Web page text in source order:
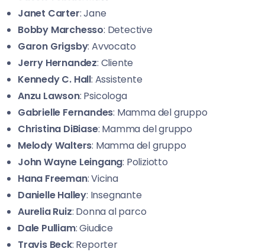
Janet Carter: Jane
Bobby Marchesso: Detective
Garon Grigsby: Avvocato
Jerry Hernandez: Cliente
Kennedy C. Hall: Assistente
Anzu Lawson: Psicologa
Gabrielle Fernandes: Mamma del gruppo
Christina DiBiase: Mamma del gruppo
Melody Walters: Mamma del gruppo
John Wayne Leingang: Poliziotto
Hana Freeman: Vicina
Danielle Halley: Insegnante
Aurelia Ruiz: Donna al parco
Dale Pulliam: Giudice
Travis Beck: Reporter